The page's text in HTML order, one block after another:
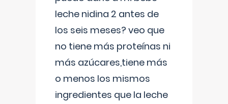
leche nidina 2 antes de
los seis meses? veo que
no tiene más proteínas ni
más azúcares,tiene más
o menos los mismos
ingredientes que la leche